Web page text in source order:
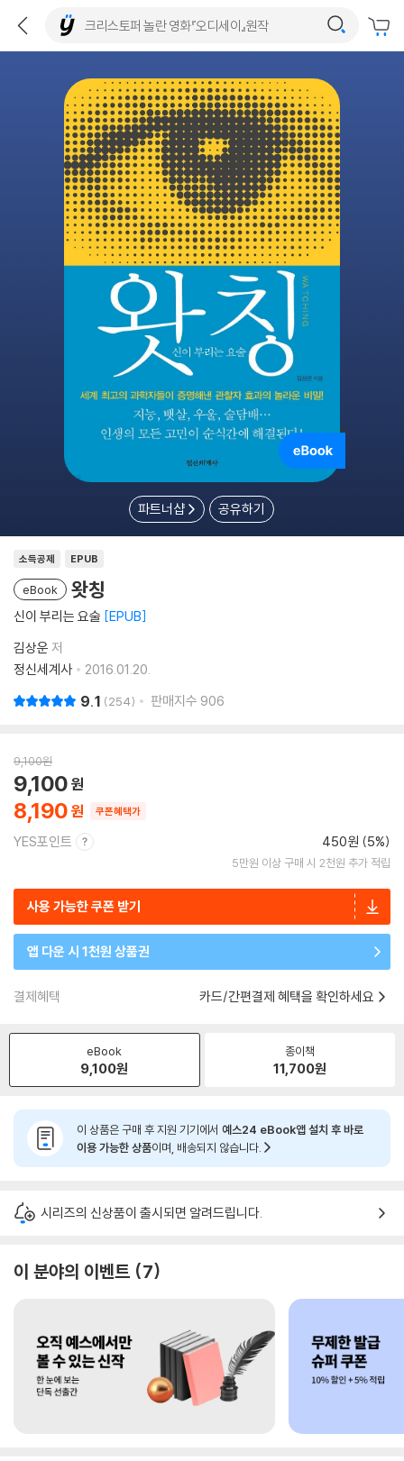
파트너샵 공유하기
소득공제 EPUB
eBook 왓칭
신이 부리는 요술 EPUB
김상운 저
정신세계사
2016.01.20.
9.1 254 판매지수 906
9,100원
8,190
9,100
쿠폰혜택가
YES포인트 450원 (5%)
5만원 이상 구매 시 2천원 추가 적립
사용 가능한 쿠폰 받기
앱 다운 시 1천원 상품권
결제혜택 카드/간편결제 혜택을 확인하세요
eBook
9,100원
종이책
11,700원
이 상품은 구매 후 지원 기기에서 예스24 eBook앱 설치 후 바로
이용 가능한 상품이며, 배송되지 않습니다.
시리즈의 신상품이 출시되면 알려드립니다.
이 분야의 이벤트 7